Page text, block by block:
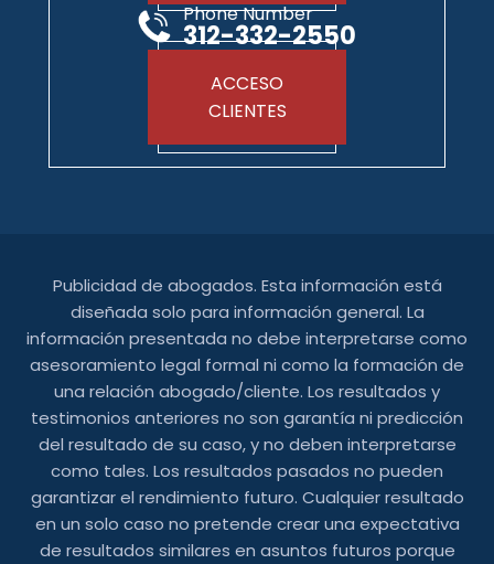
Phone Number
312-332-2550
ACCESO
CLIENTES
Publicidad de abogados. Esta información está
diseñada solo para información general. La
información presentada no debe interpretarse como
asesoramiento legal formal ni como la formación de
una relación abogado/cliente. Los resultados y
testimonios anteriores no son garantía ni predicción
del resultado de su caso, y no deben interpretarse
como tales. Los resultados pasados ​​no pueden
garantizar el rendimiento futuro. Cualquier resultado
en un solo caso no pretende crear una expectativa
de resultados similares en asuntos futuros porque